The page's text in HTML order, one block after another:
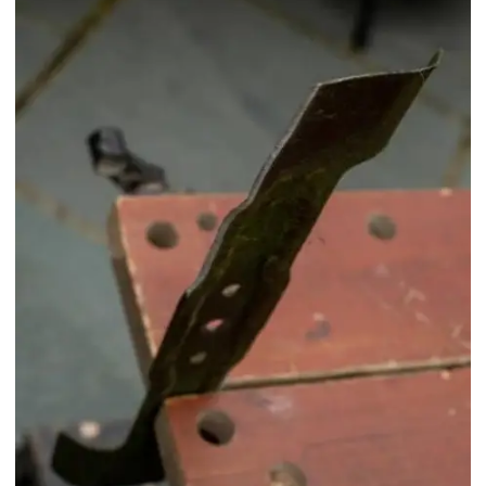
Fornecedor de lâminas para roçadeira
Fornecedor de peças para motosserra
Fornecedor de peças para roçadeira
Fornecedores de peças para roçadeiras
Implementos para roçadeiras
Indústria de peças para roçadeiras
Lâmina 2 pontas para roçadeira 350mm
Lâmina 2 pontas para roçadeira em sp
Lâmina para cortar grama
Lâmina de corte para roçadeira
Lâmina de corte para roçadeira toyama
Lâmina faca para roçadeira